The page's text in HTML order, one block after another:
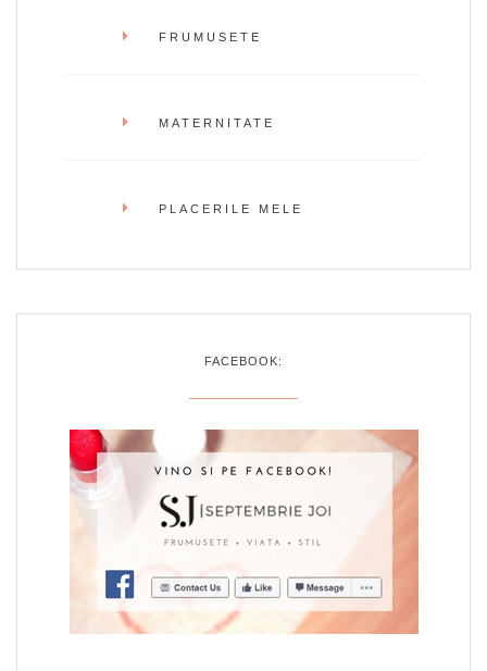
FRUMUSETE
MATERNITATE
PLACERILE MELE
FACEBOOK: